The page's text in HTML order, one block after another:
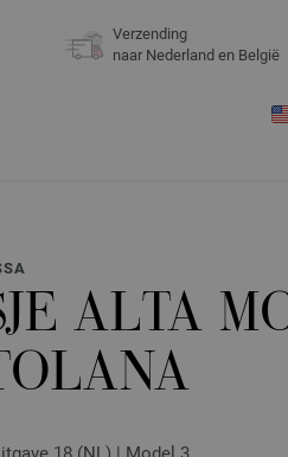
Verzending
naar Nederland en België
ALTA